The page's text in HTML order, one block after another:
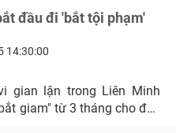
đầu đi 'bắt tội phạm'
14:30:00
gian lận trong Liên Minh
giam" từ 3 tháng cho đến